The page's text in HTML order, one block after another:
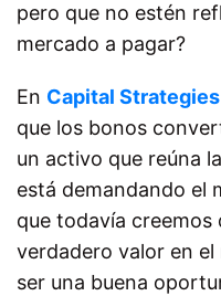
pero que no estén
mercado a pagar?
En Capital
que los bonos
un activo que reúna
está demandando el
que todavía creemos
verdadero valor en
ser una buena